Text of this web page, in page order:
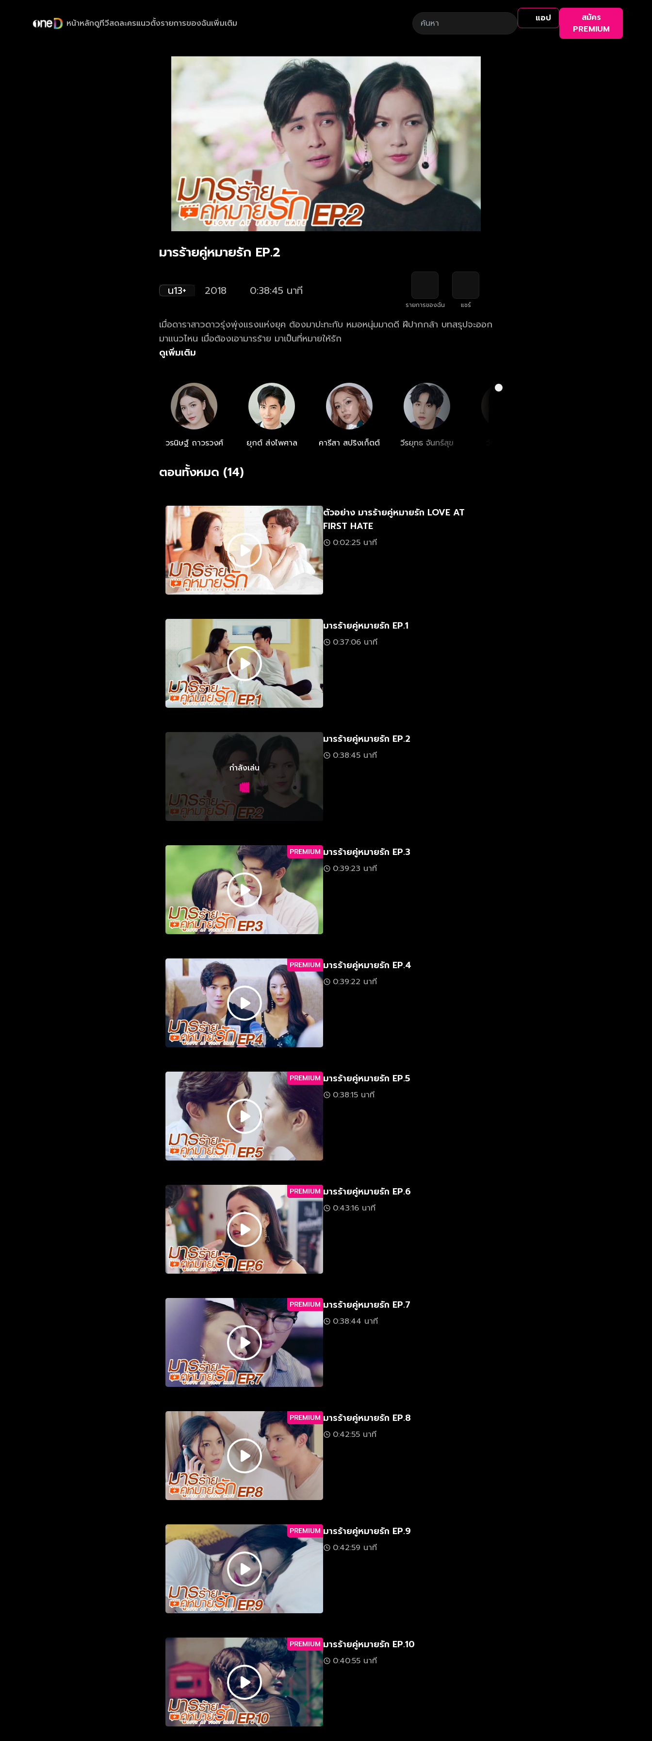
หน้าหลักดูทีวีสดละครแนวตั้งรายการของฉันเพิ่มเติม แอป
สมัคร
PREMIUM
มารร้ายคู่หมายรัก EP.2
น13+ 2018 0:38:45 นาที
รายการของฉัน แชร์
เมื่อดาราสาวดาวรุ่งพุ่งแรงแห่งยุค ต้องมาปะทะกับ หมอหนุ่มมาดดี ฝีปากกล้า บทสรุปจะออก
มาแนวไหน เมื่อต้องเอามารร้าย มาเป็นที่หมายให้รัก
ดูเพิ่มเติม
วรนิษฐ์ ถาวรวงศ์ ยุกต์ ส่งไพศาล คารีสา สปริงเก็ตต์ วีรยุทธ จันทร์สุข
ตอนทั้งหมด (14)
ตัวอย่าง มารร้ายคู่หมายรัก LOVE AT
FIRST HATE
0:02:25 นาที
มารร้ายคู่หมายรัก EP.1
0:37:06 นาที
กำลังเล่น
มารร้ายคู่หมายรัก EP.2
0:38:45 นาที
PREMIUM มารร้ายคู่หมายรัก EP.3
0:39:23 นาที
PREMIUM มารร้ายคู่หมายรัก EP.4
0:39:22 นาที
PREMIUM มารร้ายคู่หมายรัก EP.5
0:38:15 นาที
PREMIUM มารร้ายคู่หมายรัก EP.6
0:43:16 นาที
PREMIUM มารร้ายคู่หมายรัก EP.7
0:38:44 นาที
PREMIUM มารร้ายคู่หมายรัก EP.8
0:42:55 นาที
PREMIUM มารร้ายคู่หมายรัก EP.9
0:42:59 นาที
PREMIUM มารร้ายคู่หมายรัก EP.10
0:40:55 นาที